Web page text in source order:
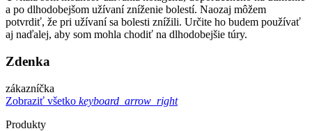
a po dlhodobejšom užívaní zníženie bolestí. Naozaj môžem
potvrdiť, že pri užívaní sa bolesti znížili. Určite ho budem používať
aj naďalej, aby som mohla chodiť na dlhodobejšie túry.
Zdenka
zákazníčka
Zobraziť všetko keyboard_arrow_right
Produkty